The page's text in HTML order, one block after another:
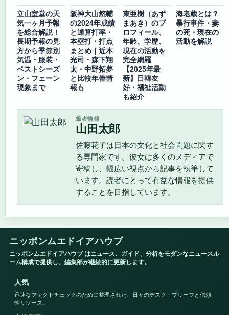
立山室堂の天
気一ヶ月予報
を総合解説！
長期予報の見
方から季節別
気温・服装・
ベストシーズ
ン・フェーン
現象まで
阪神大山悠輔
の2024年成績
と通算打率・
本塁打・打点
まとめ｜近本
光司・森下翔
太・中野拓夢
と比較年俸情
報も
東亜樹（あず
まあき）のプ
ロフィール、
年齢、学歴、
現在の活動を
完全網羅
【2025年最
新】日韓友
好・福祉活動
も紹介
海老蔵とは？
暴行事件・妻
の死・現在の
活動を解説
筆者情報
山田太郎
佐藤花子は日本の文化と社会問題に関す
る専門家です。彼女は多くのメディアで
寄稿し、幅広い視点から記事を執筆して
います。読者にとって有益な情報を提供
することを目指しています。
ニッポンムエドイアハウブ
ニッポンムエドイアハウブ はニュース、ガイド、分析をモダンなニュースル
ーム構成で提供し、編集部が継続的に更新します。
人気
迅速なファクトチェックのために整理された、日々のデスク・ブリーフと信頼
性リソース。